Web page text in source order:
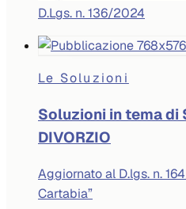
D.Lgs. n. 136/2024
Le Soluzioni
Soluzioni in tema di
DIVORZIO
Aggiornato al D.lgs. n.
Cartabia”